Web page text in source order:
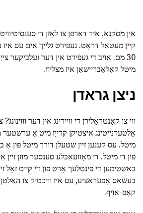
אין מסקנא, איר דאַרפֿן צו לאָזן די
קיין מעטאַל דראָט. געפֿירט גלייַך אים עס איז
30 מם. אויב די געפֿירט אין דער זעלביקער
מיטל קאַלאַבריישאַן איז מצליח.
ניצן גראדן
ווי צו קאָנטראָלירן די וויירינג אין דער
אָלטערנייטינג איצטיקן קרייַז מיט אַ
מיטל. עס קענען זיין שטעלן דורך מיטל פון אַ
פון די מיטל. די מאָוועאַבלע סענסער מוזן
באַשטימען די פּינטלעך אָרט פון די קייט זאָל
בעשאַס אָפּעראַציע, עס איז וויכטיק צו
קאָפּ-אויף.